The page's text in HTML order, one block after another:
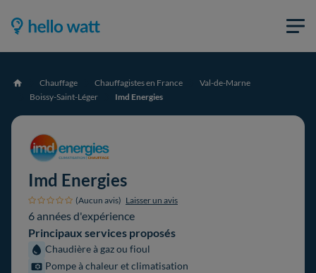
Accueil Chauffage Chauffagistes en France
Val-de-Marne
Boissy-Saint-Léger
Imd Energies
Imd Energies
(Aucun avis) Laisser un avis
6 années d'expérience
Principaux services proposés
Chaudière à gaz ou fioul
Pompe à chaleur et climatisation